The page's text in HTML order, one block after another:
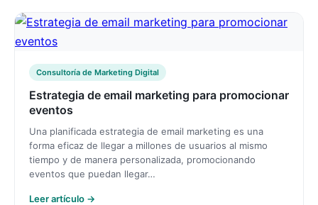
Consultoría de Marketing Digital
Estrategia de email marketing para promocionar
eventos
Una planificada estrategia de email marketing es una
forma eficaz de llegar a millones de usuarios al mismo
tiempo y de manera personalizada, promocionando
eventos que puedan llegar…
Leer artículo →